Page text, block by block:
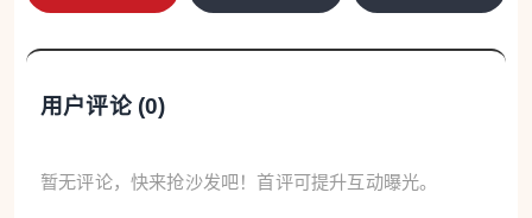
用户评论 (0)
暂无评论，快来抢沙发吧！首评可提升互动曝光。